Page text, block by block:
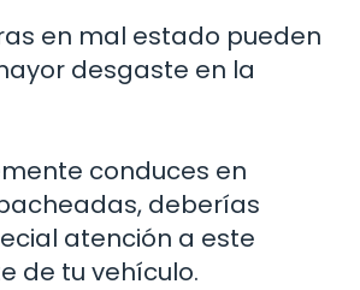
en mal estado pueden
desgaste en la
conduces en
deberías
atención a este
de tu vehículo.